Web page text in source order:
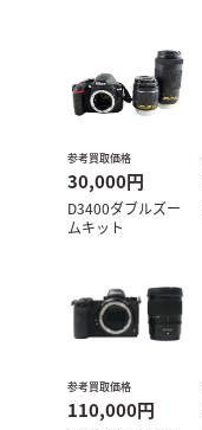
参考買取価格
30,000円
D3400ダブルズー
ムキット
参考買取価格
110,000円